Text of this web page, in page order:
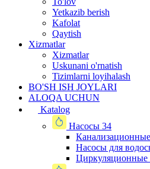
Yetkazib berish
Kafolat
Qaytish
Xizmatlar
Xizmatlar
Uskunani o'rnatish
Tizimlarni loyihalash
BO'SH ISH JOYLARI
ALOQA UCHUN
Katalog
Насосы 34
Насосы для
Циркуляционные